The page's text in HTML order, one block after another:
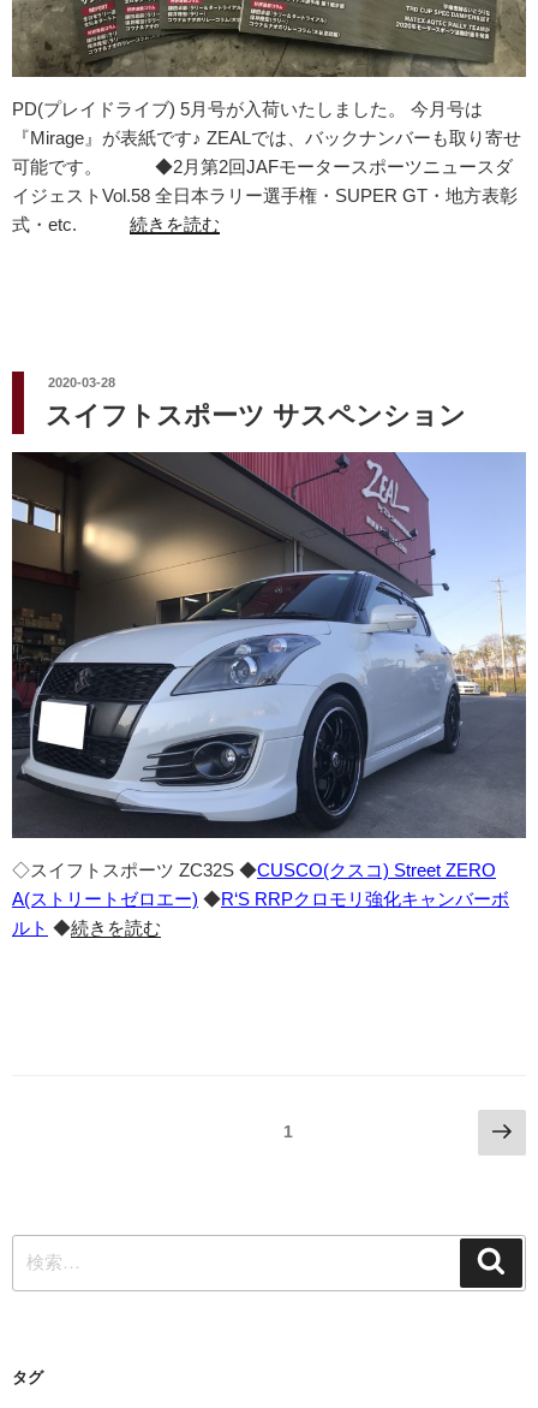
PD(プレイドライブ) 5月号が入荷いたしました。 今月号は
『Mirage』が表紙です♪ ZEALでは、バックナンバーも取り寄せ
可能です。 ◆2月第2回JAFモータースポーツニュースダ
イジェストVol.58 全日本ラリー選手権・SUPER GT・地方表彰
式・etc. 続きを読む
投
日:
2020-03-28
スイフトスポーツ サスペンション
◇スイフトスポーツ ZC32S ◆CUSCO(クスコ) Street ZERO
A(ストリートゼロエー) ◆R‘S RRPクロモリ強化キャンバーボ
ルト ◆続きを読む
ビ
ゲ
ョ
1
次
の
ジ
索:
タグ